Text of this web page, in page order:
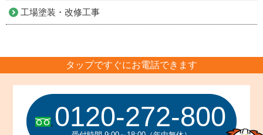
工場塗装・改修工事
タップですぐにお電話できます
0120-272-800